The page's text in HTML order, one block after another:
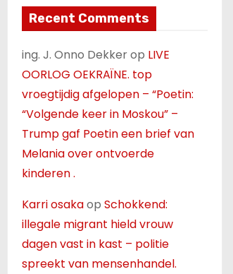
Recent Comments
ing. J. Onno Dekkerop LIVE
OORLOG OEKRAÏNE. top
vroegtijdig afgelopen – “Poetin:
“Volgende keer in Moskou” –
Trump gaf Poetin een brief van
Melania over ontvoerde
kinderen .
Karri osakaop Schokkend:
illegale migrant hield vrouw
dagen vast in kast – politie
spreekt van mensenhandel.